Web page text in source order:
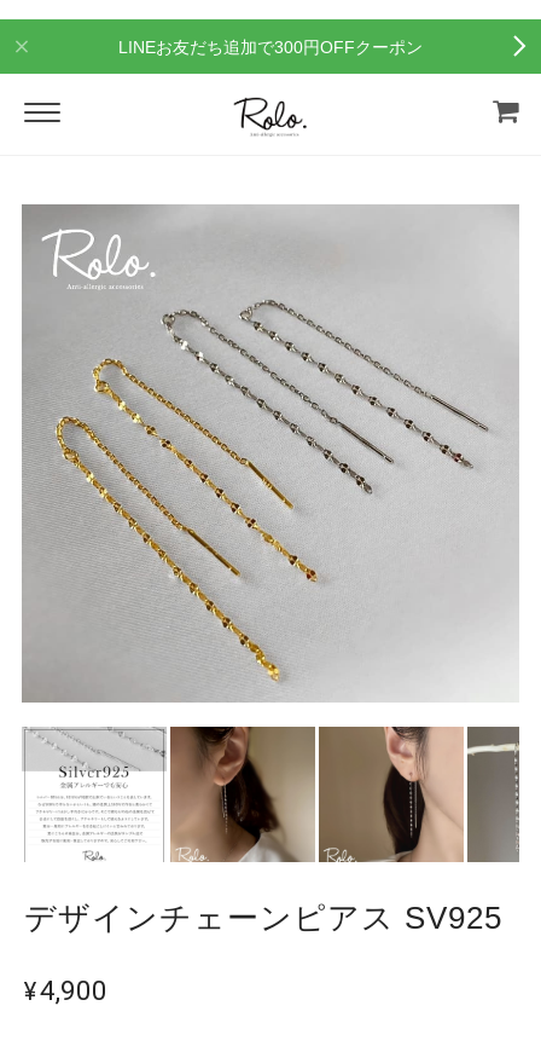
LINEお友だち追加で300円OFFクーポン
デザインチェーンピアス SV925
¥4,900